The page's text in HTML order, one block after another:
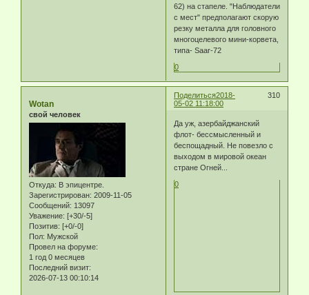
62) на стапеле. "Наблюдатели
с мест" предполагают скорую
резку металла для головного
многоцелевого мини-корвета,
типа- Saar-72
0
Поделиться 310
2018-
05-02 11:18:00
Wotan
свой человек
Откуда: В эпицентре.
Зарегистрирован: 2009-11-05
Сообщений: 13097
Уважение: [+30/-5]
Позитив: [+0/-0]
Пол: Мужской
Провел на форуме:
1 год 0 месяцев
Последний визит:
2026-07-13 00:10:14
Да уж, азербайджанский
флот- бессмысленный и
беспощадный. Не повезло с
выходом в мировой океан
стране Огней...
0